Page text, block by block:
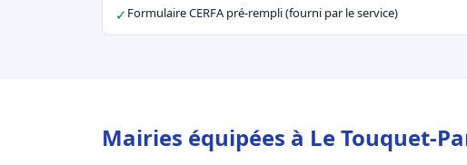
✓ Formulaire CERFA pré-rempli (fourni par le service)
Mairies équipées à Le Touquet-